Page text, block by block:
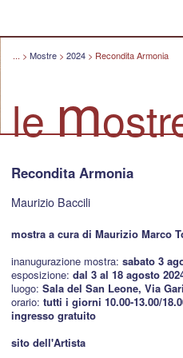
... > Mostre > 2024 > Recondita Armonia
lem
Recondita Armonia
Maurizio Baccili
mostra a cura di Maurizio Marco
inanugurazione mostra: sabato 3
esposizione: dal 3 al 18 agosto
luogo: Sala del San Leone, Via
orario: tutti i giorni 10.00-13.00/
ingresso gratuito
sito dell'Artista